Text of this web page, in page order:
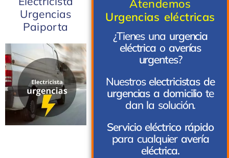
Urgencias
Paiporta
Atendemos
Urgencias eléctricas
¿Tienes una urgencia
eléctrica o averías
urgentes?
Nuestros electricistas de
urgencias a domiciliote
dan la solución.
Servicio eléctrico rápido
para cualquier avería
eléctrica.